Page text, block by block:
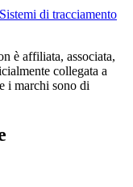
Sistemi di tracciamento
è affiliata, associata,
collegata a
i marchi sono di